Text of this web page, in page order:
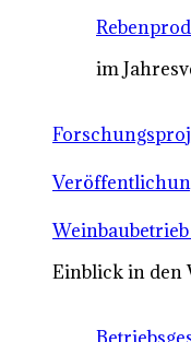
im
Einblick in den